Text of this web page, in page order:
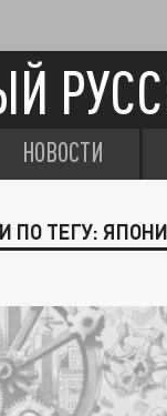
НОВОСТИ
ПО ТЕГУ: